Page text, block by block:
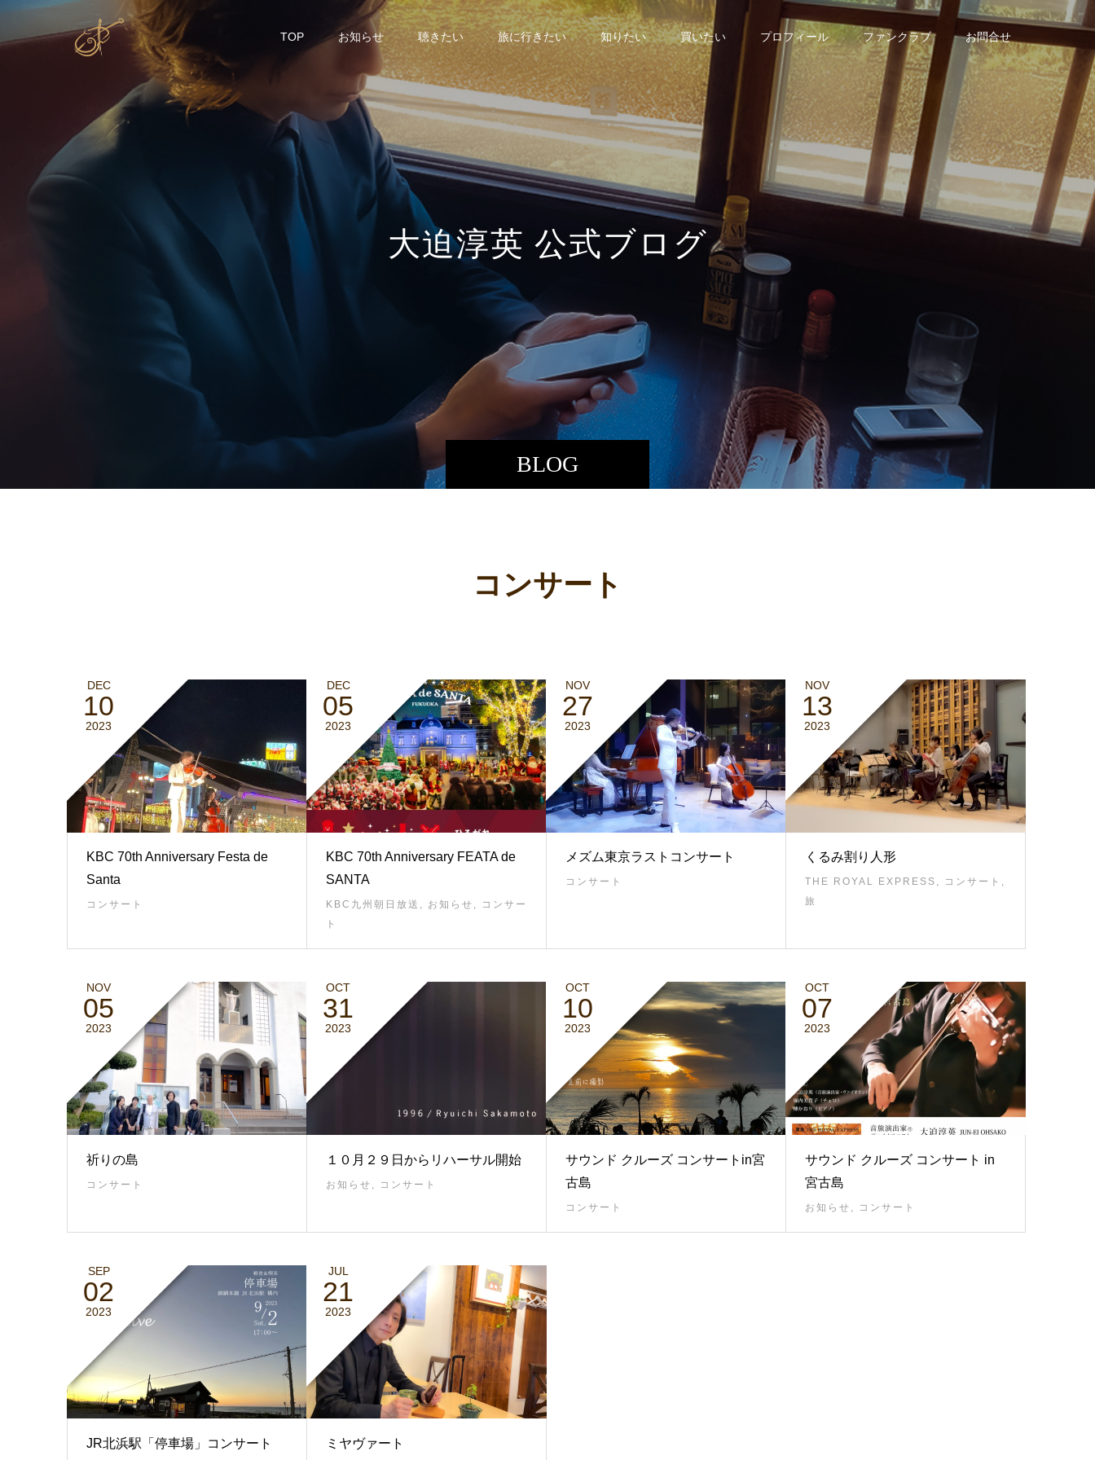
TOP お知らせ 聴きたい 旅に行きたい 知りたい 買いたい プロフィール ファンクラブ お問合せ
BLOG
大迫淳英 公式ブ ロ グ
コンサート
DEC
10
2023
KBC 70th Anniversary Festa de
Santa
コンサート
DEC
05
2023
KBC 70th Anniversary FEATA de
SANTA
KBC九州朝日放送 , お知らせ ,
コンサー
ト
NOV
27
2023
メズム東京ラストコンサート
コンサート
NOV
13
2023
くるみ割り人形
THE ROYAL EXPRESS , コンサート ,
旅
NOV
05
2023
祈りの島
コンサート
OCT
31
2023
１０月２９日からリハーサル開始
お知らせ , コンサート
OCT
10
2023
サウンド クルーズ コンサートin宮
古島
コンサート
OCT
07
2023
サウンド クルーズ コンサート in
宮古島
お知らせ , コンサート
SEP
02
2023
JR北浜駅「停車場」コンサート
JUL
21
2023
ミヤヴァート